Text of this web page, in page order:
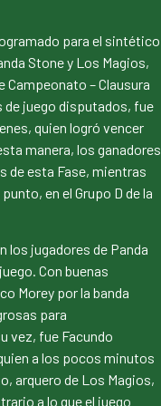
para el sintético
Stone y Los Magios,
Campeonato – Clausura
de juego disputados, fue
quien logró vencer
manera, los ganadores
de esta Fase, mientras
en el Grupo D de la
los jugadores de Panda
Con buenas
Morey por la banda
para
vez, fue Facundo
a los pocos minutos
arquero de Los Magios,
a lo que el juego